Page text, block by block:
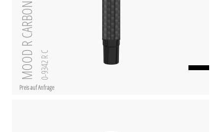
Preis auf Anfrage
MOOD R CARBON 0-9342 R C